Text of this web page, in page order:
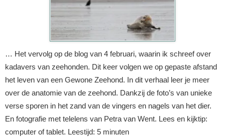
… Het vervolg op de blog van 4 februari, waarin ik schreef over
kadavers van zeehonden. Dit keer volgen we op gepaste afstand
het leven van een Gewone Zeehond. In dit verhaal leer je meer
over de anatomie van de zeehond. Dankzij de foto’s van unieke
verse sporen in het zand van de vingers en nagels van het dier.
En fotografie met telelens van Petra van Went. Lees en kijktip:
computer of tablet. Leestijd: 5 minuten